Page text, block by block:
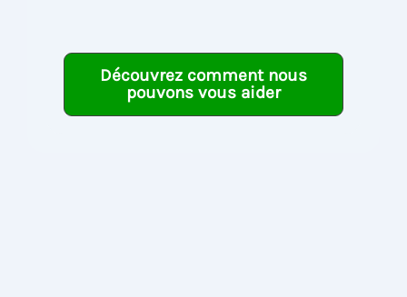
Découvrez comment nous
pouvons vous aider